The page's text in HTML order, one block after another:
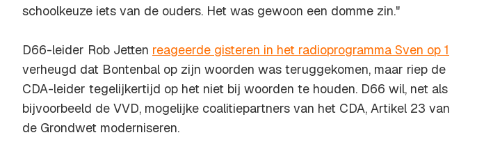
schoolkeuze iets van de ouders. Het was gewoon een domme zin."
D66-leider Rob Jetten reageerde gisteren in het radioprogramma Sven op 1
verheugd dat Bontenbal op zijn woorden was teruggekomen, maar riep de
CDA-leider tegelijkertijd op het niet bij woorden te houden. D66 wil, net als
bijvoorbeeld de VVD, mogelijke coalitiepartners van het CDA, Artikel 23 van
de Grondwet moderniseren.